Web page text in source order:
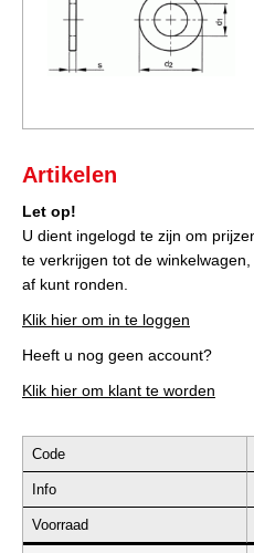
Artikelen
Let op!
U dient ingelogd te zijn om
te verkrijgen tot de
af kunt ronden.
Klik hier om in te loggen
Heeft u nog geen account?
Klik hier om klant te worden
Code
Info
Voorraad